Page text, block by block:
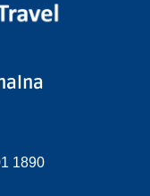
1890